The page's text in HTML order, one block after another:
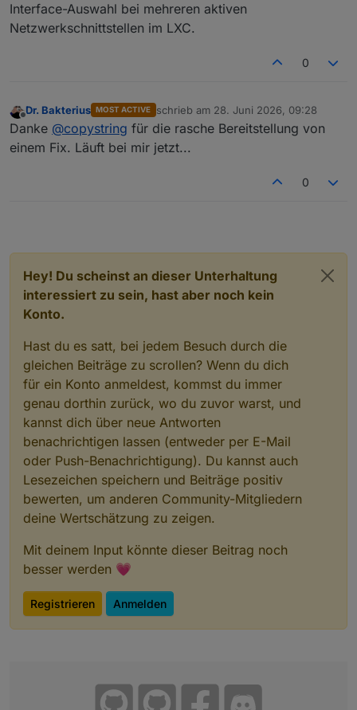
Interface-Auswahl bei mehreren aktiven
Netzwerkschnittstellen im LXC.
0
Offline
Dr. Bakterius MOST ACTIVE schrieb am 28. Juni 2026, 09:28
zuletzt editiert von
Danke @copystring für die rasche Bereitstellung von
einem Fix. Läuft bei mir jetzt...
0
Hey! Du scheinst an dieser Unterhaltung
interessiert zu sein, hast aber noch kein
Konto.
Hast du es satt, bei jedem Besuch durch die
gleichen Beiträge zu scrollen? Wenn du dich
für ein Konto anmeldest, kommst du immer
genau dorthin zurück, wo du zuvor warst, und
kannst dich über neue Antworten
benachrichtigen lassen (entweder per E-Mail
oder Push-Benachrichtigung). Du kannst auch
Lesezeichen speichern und Beiträge positiv
bewerten, um anderen Community-Mitgliedern
deine Wertschätzung zu zeigen.
Mit deinem Input könnte dieser Beitrag noch
besser werden 💗
Registrieren Anmelden